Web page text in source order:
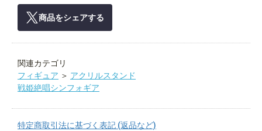
商品をシェアする
関連カテゴリ
フィギュア ＞ アクリルスタンド
戦姫絶唱シンフォギア
特定商取引法に基づく表記 (返品など)